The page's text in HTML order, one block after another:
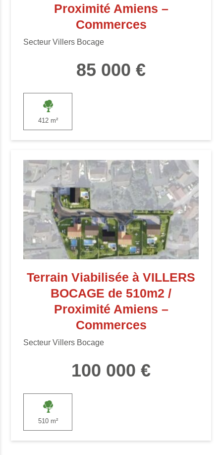
Proximité Amiens –
Commerces
Secteur Villers Bocage
85 000 €
412 m²
Terrain Viabilisée à VILLERS
BOCAGE de 510m2 /
Proximité Amiens –
Commerces
Secteur Villers Bocage
100 000 €
510 m²